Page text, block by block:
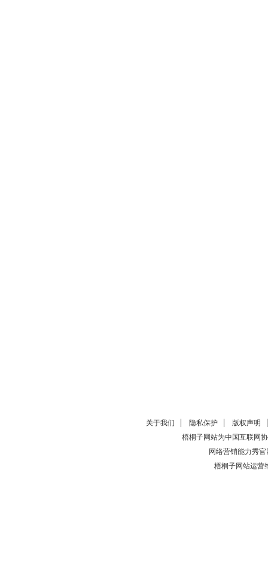
关于我们 隐私保护
版权声明
梧桐子网站为中国互联网
网络营销能力秀官
梧桐子网站运营